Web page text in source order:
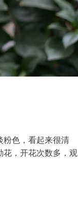
粉色，看起来很清
花，开花次数多，观